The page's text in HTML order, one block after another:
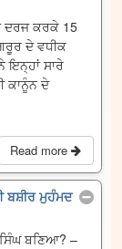
ਦਰਜ ਕਰਕੇ 15
ਦੇ ਵਧੀਕ
ਇਨ੍ਹਾਂ ਸਾਰੇ
ਕਾਨੂੰਨ ਦੇ
Read more
ਬਸ਼ੀਰ ਮੁਹੰਮਦ
ਬਣਿਆ? –